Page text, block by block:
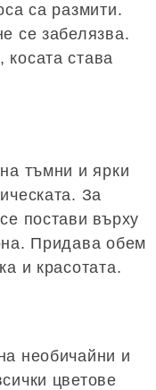
са размити.
се забелязва.
става
тъмни и ярки
За
постави върху
Придава обем
и красотата.
необичайни и
цветове